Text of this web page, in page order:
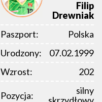
Filip
Drewniak
Paszport:
Polska
Urodzony:
07.02.1999
Wzrost:
202
Pozycja:
silny